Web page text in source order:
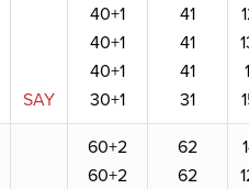
SAY
40+1
40+1
40+1
30+1
41
41
41
31
60+2
60+2
62
62